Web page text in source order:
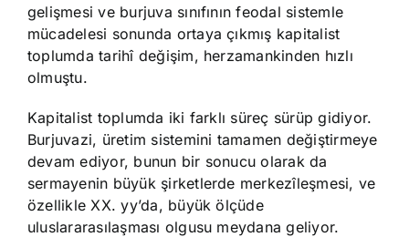
gelişmesi ve burjuva sınıfının feodal sistemle
mücadelesi sonunda ortaya çıkmış kapitalist
toplumda tarihî değişim, herzamankinden hızlı
olmuştu.
Kapitalist toplumda iki farklı süreç sürüp gidiyor.
Burjuvazi, üretim sistemini tamamen değiştirmeye
devam ediyor, bunun bir sonucu olarak da
sermayenin büyük şirketlerde merkezîleşmesi, ve
özellikle XX. yy’da, büyük ölçüde
uluslararasılaşması olgusu meydana geliyor.